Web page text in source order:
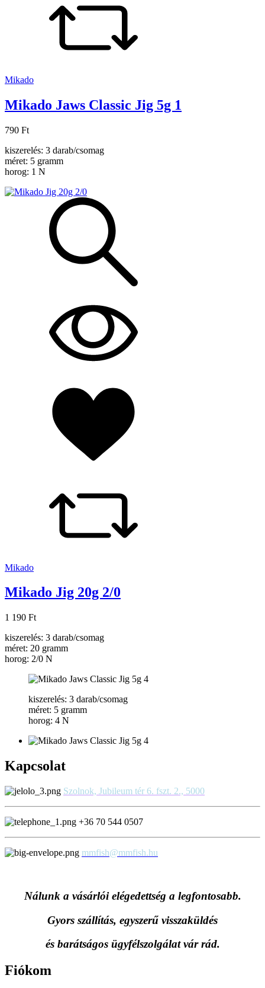
Mikado
Mikado Jaws Classic Jig 5g 1
790 Ft
kiszerelés: 3 darab/csomag
méret: 5 gramm
horog: 1 N
Mikado
Mikado Jig 20g 2/0
1 190 Ft
kiszerelés: 3 darab/csomag
méret: 20 gramm
horog: 2/0 N
kiszerelés: 3 darab/csomag
méret: 5 gramm
horog: 4 N
Kapcsolat
Szolnok, Jubileum tér 6. fszt. 2., 5000
+36 70 544 0507
mmfish@mmfish.hu
Nálunk a vásárlói elégedettség a legfontosabb.
Gyors szállítás, egyszerű visszaküldés
és barátságos ügyfélszolgálat vár rád.
Fiókom